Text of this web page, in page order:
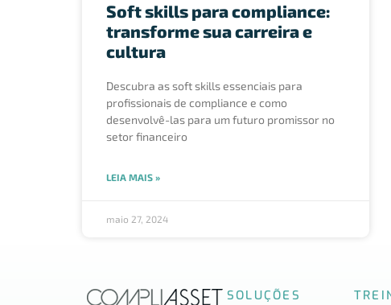
Soft skills para compliance:
transforme sua carreira e
cultura
Descubra as soft skills essenciais para
profissionais de compliance e como
desenvolvê-las para um futuro promissor no
setor financeiro
LEIA MAIS »
maio 27, 2024
SOLUÇÕES